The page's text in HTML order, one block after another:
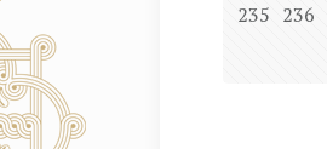
235 236